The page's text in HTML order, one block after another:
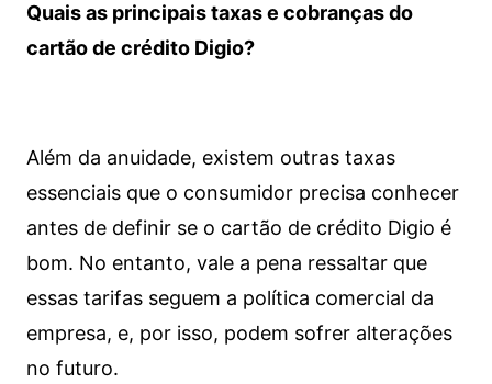
Quais as principais taxas e cobranças do
cartão de crédito Digio?
Além da anuidade, existem outras taxas
essenciais que o consumidor precisa conhecer
antes de definir se o cartão de crédito Digio é
bom. No entanto, vale a pena ressaltar que
essas tarifas seguem a política comercial da
empresa, e, por isso, podem sofrer alterações
no futuro.